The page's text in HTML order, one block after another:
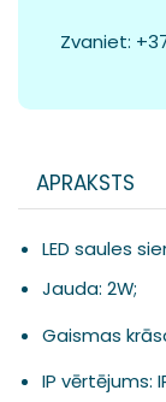
Zvaniet:
APRAKSTS
LED saules
Jauda: 2W;
Gaismas
IP vērtējums: